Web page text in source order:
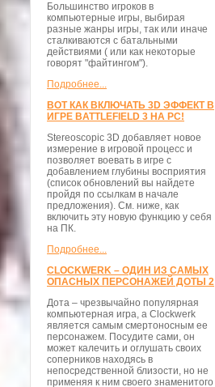
Большинство игроков в
компьютерные игры, выбирая
разные жанры игры, так или иначе
сталкиваются с батальными
действиями ( или как некоторые
говорят "файтингом").
Подробнее...
ВОТ КАК ВКЛЮЧАТЬ 3D ЭФФЕКТ В
ИГРЕ BATTLEFIELD 3 НА PC!
Stereoscopic 3D добавляет новое
измерение в игровой процесс и
позволяет воевать в игре с
добавлением глубины восприятия
(список обновлений вы найдете
пройдя по ссылкам в начале
предложения). См. ниже, как
включить эту новую функцию у себя
на ПК.
Подробнее...
CLOCKWERK – ОДИН ИЗ САМЫХ
ОПАСНЫХ ПЕРСОНАЖЕЙ ДОТЫ 2
Дота – чрезвычайно популярная
компьютерная игра, а Clockwerk
является самым смертоносным ее
персонажем. Посудите сами, он
может калечить и оглушать своих
соперников находясь в
непосредственной близости, но не
применяя к ним своего знаменитого